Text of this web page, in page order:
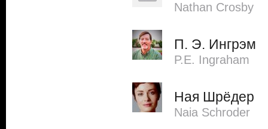
Nathan Crosby
П. Э. Ингрэм
P.E. Ingraham
Ная Шрёдер
Naia Schroder